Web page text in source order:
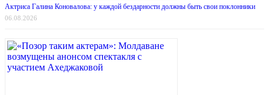
Актриса Галина Коновалова: у каждой бездарности должны быть свои поклонники
06.08.2026